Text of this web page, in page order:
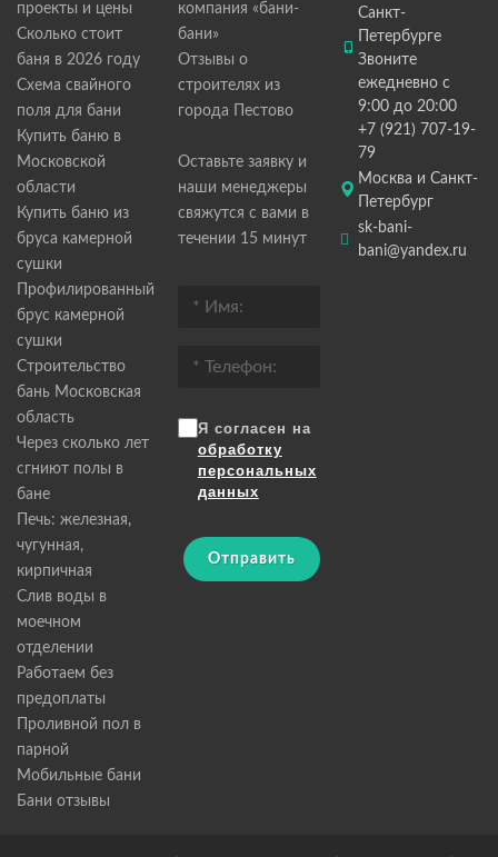
проекты и цены
Сколько стоит
баня в 2026 году
Схема свайного
поля для бани
Купить баню в
Московской
области
Купить баню из
бруса камерной
сушки
Профилированный
брус камерной
сушки
Строительство
бань Московская
область
Через сколько лет
сгниют полы в
бане
Печь: железная,
чугунная,
кирпичная
Слив воды в
моечном
отделении
Работаем без
предоплаты
Проливной пол в
парной
Мобильные бани
Бани отзывы
компания «бани-
бани»
Отзывы о
строителях из
города Пестово
Оставьте заявку и
наши менеджеры
свяжутся с вами в
течении 15 минут
Я согласен на
обработку
персональных
данных
Отправить
Санкт-
Петербурге
Звоните
ежедневно с
9:00 до 20:00
+7 (921) 707-19-
79
Москва и Санкт-
Петербург
sk-bani-
bani@yandex.ru